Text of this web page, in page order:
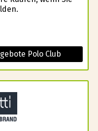
Polo Club